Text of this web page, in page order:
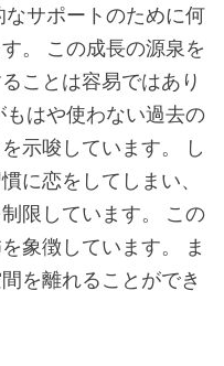
サポートのために何
。 この成長の源泉を
ことは容易ではあり
はや使わない過去の
示唆しています。 し
に恋をしてしまい、
限しています。 この
象徴しています。 ま
を離れることができ